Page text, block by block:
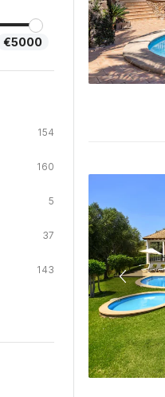
€5000
154
160
5
37
143